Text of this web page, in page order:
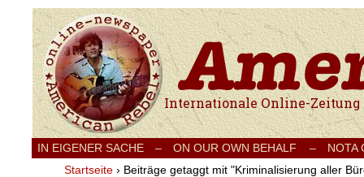
Internationale Onlinezeitung für Frieden,
IN EIGENER SACHE – ON OUR OWN BEHALF –
NOTA
Startseite › Beiträge getaggt mit "Kriminalisierung aller